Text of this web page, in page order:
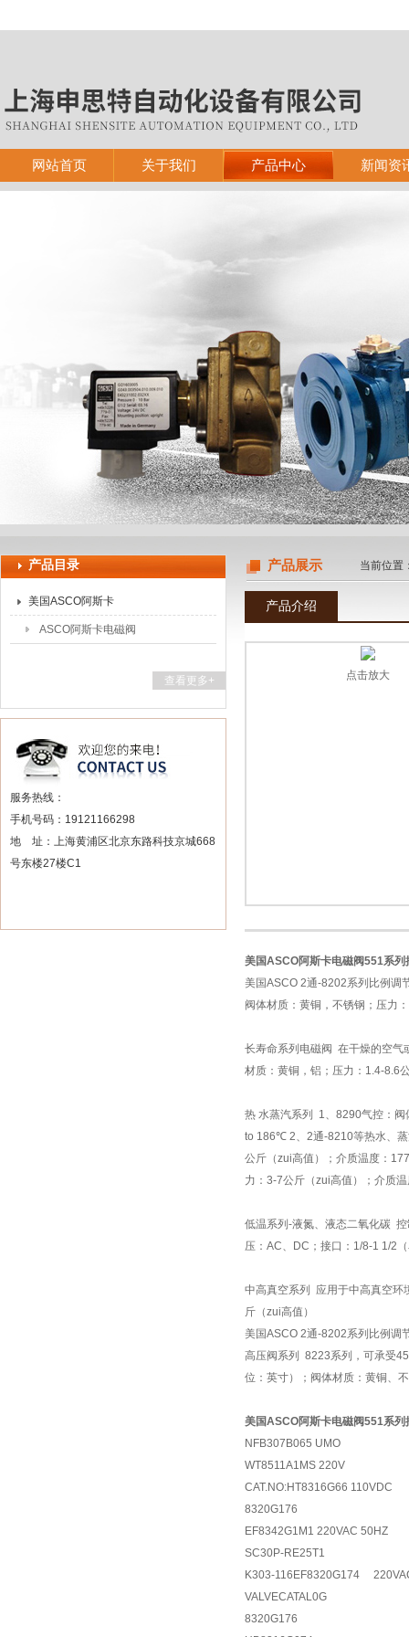
上海申思特自动化设备有限公司
网站首页 关于我们 产品中心 新闻资
产品目录
美国ASCO阿斯卡
ASCO阿斯卡电磁阀
查看更多+
服务热线：
手机号码：19121166298
地 址：上海黄浦区北京东路科技京城668
号东楼27楼C1
产品展示 当前位置
产品介绍
点击放大
美国ASCO阿斯卡电磁阀551系列
美国ASCO 2通-8202系列比例调
阀体材质：黄铜，不锈钢；压力
长寿命系列电磁阀 在干燥的空气
材质：黄铜，铝；压力：1.4-8.6
热 水蒸汽系列 1、8290气控：
to 186℃ 2、2通-8210等热水、
公斤（zui高值）；介质温度：
力：3-7公斤（zui高值）；介质
低温系列-液氮、液态二氧化碳
压：AC、DC；接口：1/8-1 1/2
中高真空系列 应用于中高真空环
斤（zui高值）
美国ASCO 2通-8202系列比例调
高压阀系列 8223系列，可承受
位：英寸）；阀体材质：黄铜、
美国ASCO阿斯卡电磁阀551系列
NFB307B065 UMO
WT8511A1MS 220V
CAT.NO:HT8316G66 110VDC
8320G176
EF8342G1M1 220VAC 50HZ
SC30P-RE25T1
K303-116EF8320G174
VALVECATAL0G
8320G176